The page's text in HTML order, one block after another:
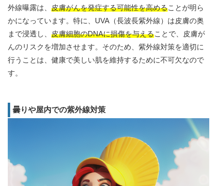
外線曝露は、 皮膚がんを発症する可能性を高めることが明ら
かになっています。特に、UVA（長波長紫外線）は皮膚の奥
まで浸透し、 皮膚細胞のDNAに損傷を与えることで、皮膚が
んのリスクを増加させます。そのため、紫外線対策を適切に
行うことは、健康で美しい肌を維持するために不可欠なので
す。
曇りや屋内での紫外線対策